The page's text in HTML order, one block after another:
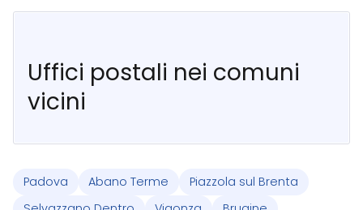
Uffici postali nei comuni
vicini
Padova Abano Terme
Piazzola sul Brenta